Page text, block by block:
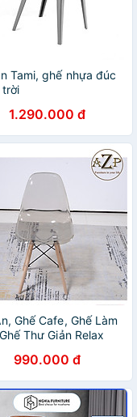
Tami, ghế nhựa đúc
trời
1.290.000 đ
Ghế Cafe, Ghế Làm
Thư Giản Relax
- Dòng Đương
Khúc Trung Lưu
990.000 đ